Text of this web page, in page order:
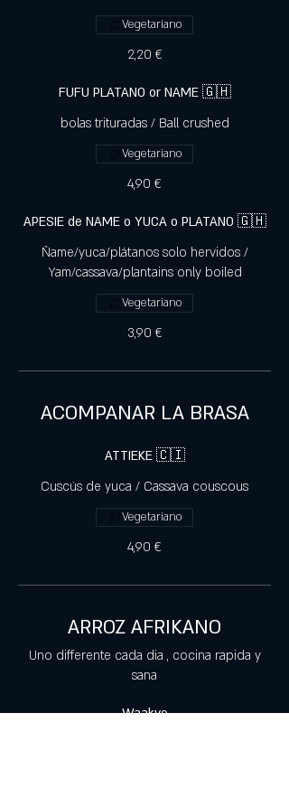
2,20 €
Vegetariano
FUFU PLATANO or NAME 🇬🇭
bolas trituradas / Ball crushed
4,90 €
Vegetariano
APESIE de NAME o YUCA o PLATANO 🇬🇭
Ñame/yuca/plátanos solo hervidos /
3,90 €
Vegetariano
ACOMPANAR LA BRASA
ATTIEKE 🇨🇮
Cuscús de yuca / Cassava couscous
4,90 €
Vegetariano
ARROZ AFRIKANO
Uno differente cada dia , cocina rapida y
sana
Waakye